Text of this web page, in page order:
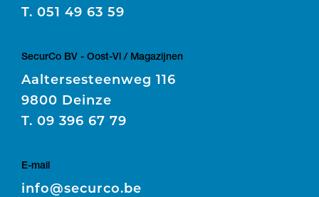
T. 051 49 63 59
SecurCo BV - Oost-Vl / Magazijnen
Aaltersesteenweg 116
9800 Deinze
T. 09 396 67 79
E-mail
E
info@securco.be